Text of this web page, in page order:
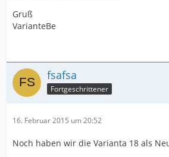
Gruß
VarianteBe
fsafsa
Fortgeschrittener
16. Februar 2015 um 20:52
Noch haben wir die Varianta 18 als